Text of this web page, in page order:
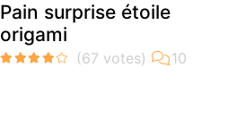
Pain surprise étoile
origami